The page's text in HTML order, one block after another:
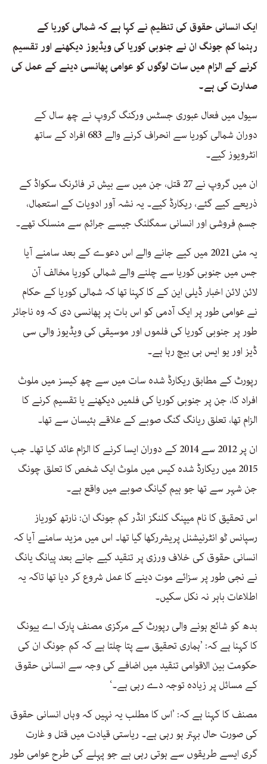
ایک انسانی حقوق کی تنظیم نے کہا ہے کہ شمالی کوریا کے
رہنما کم جونگ ان نے جنوبی کوریا کی ویڈیوز دیکھنے اور تقسیم
کرنے کے الزام میں سات لوگوں کو عوامی پھانسی دینے کے عمل کی
صدارت کی ہے۔
سیول میں فعال عبوری جسٹس ورکنگ گروپ نے چھ سال کے
دوران شمالی کوریا سے انحراف کرنے والے 683 افراد کے ساتھ
انٹرویوز کیے۔
ان میں گروپ نے 27 قتل، جن میں سے بیش تر فائرنگ سکواڈ کے
ذریعے کیے گئے، ریکارڈ کیے۔ یہ نشہ آور ادویات کے استعمال،
جسم فروشی اور انسانی سمگلنگ جیسے جرائم سے منسلک تھے۔
یہ مئی 2021 میں کیے جانے والے اس دعوے کے بعد سامنے آیا
جس میں جنوبی کوریا سے چلنے والے شمالی کوریا مخالف آن
لائن لائن اخبار ڈیلی این کے کا کہنا تھا کہ شمالی کوریا کے حکام
نے عوامی طور پر ایک آدمی کو اس بات پر پھانسی دی کہ وہ ناجائر
طور پر جنوبی کوریا کی فلموں اور موسیقی کی ویڈیوز والی سی
ڈیز اور یو ایس بی بیچ رہا ہے۔
رپورٹ کے مطابق ریکارڈ شدہ سات میں سے چھ کیسز میں ملوث
افراد کا، جن پر جنوبی کوریا کی فلمیں دیکھنے یا تقسیم کرنے کا
الزام تھا، تعلق ریانگ گنگ صوبے کے علاقے ہئیسان سے تھا۔
ان پر 2012 سے 2014 کے دوران ایسا کرنے کا الزام عائد کیا تھا۔ جب
2015 میں ریکارڈ شدہ کیس میں ملوث ایک شخص کا تعلق چونگ
جن شہر سے تھا جو ہیم گیانگ صوبے میں واقع ہے۔
اس تحقیق کا نام میپنگ کلنگز انڈر کم جونگ ان: نارتھ کوریاز
رسپانس ٹو انٹرنیشنل پریشررکھا گیا تھا۔ اس میں مزید سامنے آیا کہ
انسانی حقوق کی خلاف ورزی پر تنقید کیے جانے بعد پیانگ یانگ
نے نجی طور پر سزائے موت دینے کا عمل شروع کر دیا تھا تاکہ یہ
اطلاعات باہر نہ نکل سکیں۔
بدھ کو شائع ہونے والی رپورٹ کے مرکزی مصنف پارک اے ییونگ
کا کہنا ہے کہ: ’ہماری تحقیق سے پتا چلتا ہے کہ کم جونگ ان کی
حکومت بین الاقوامی تنقید میں اضافے کی وجہ سے انسانی حقوق
کے مسائل پر زیادہ توجہ دے رہی ہے۔‘
مصنف کا کہنا ہے کہ: ’اس کا مطلب یہ نہیں کہ وہاں انسانی حقوق
کی صورت حال بہتر ہو رہی ہے۔ ریاستی قیادت میں قتل و غارت
گری ایسے طریقوں سے ہوتی رہی ہے جو پہلے کی طرح عوامی طور